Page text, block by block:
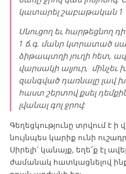
կատարել շաբաթական 1
Սնուցող եւ հարթեցնող
1 ճ.գ. մանր կտրատած
ձիթապտղի յուղի հետ,
վարսակի ալյուր, մինչեւ
զանգված դառնալը լավ
հաստ շերտով քսել
լվանալ գոլ ջրով:
Գեղեցկությունը տրվում է ի
նույնպես կարիք ունի
Սիրելի՛ կանայք, եղե՜ք էլ
ժամանակ հատկացնելով